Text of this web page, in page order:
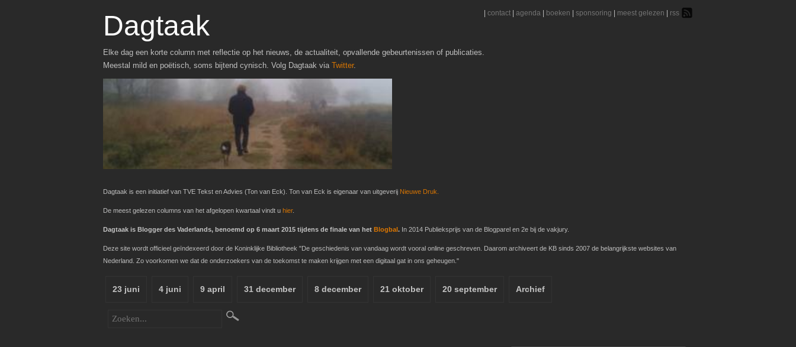
contact agenda boeken sponsoring meest gelezen rss
Dagtaak
Elke dag een korte column met reflectie op het nieuws, de actualiteit, opvallende gebeurtenissen of publicaties.
Meestal mild en poëtisch, soms bijtend cynisch. Volg Dagtaak via Twitter.
Dagtaak is een initiatief van TVE Tekst en Advies (Ton van Eck). Ton van Eck is eigenaar van uitgeverij Nieuwe Druk.
De meest gelezen columns van het afgelopen kwartaal vindt u hier.
Dagtaak is Blogger des Vaderlands, benoemd op 6 maart 2015 tijdens de finale van het Blogbal. In 2014 Publieksprijs van de Blogparel en 2e bij de vakjury.
Deze site wordt officieel geïndexeerd door de Koninklijke Bibliotheek "De geschiedenis van vandaag wordt vooral online geschreven. Daarom archiveert de KB sinds 2007 de belangrijkste websites van
Nederland. Zo voorkomen we dat de onderzoekers van de toekomst te maken krijgen met een digitaal gat in ons geheugen."
23 juni 4 juni 9 april 31 december 8 december 21 oktober 20 september Archief